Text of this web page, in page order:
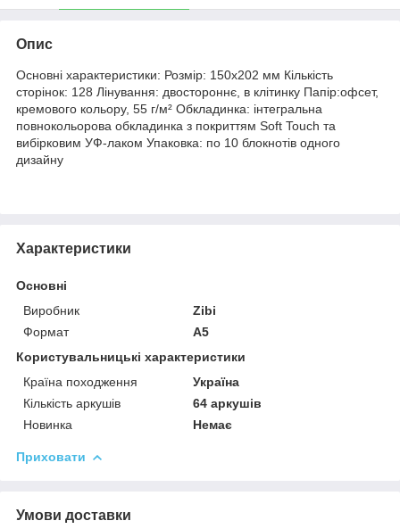
Опис
Основні характеристики: Розмір: 150x202 мм Кількість
сторінок: 128 Лінування: двостороннє, в клітинку Папір:офсет,
кремового кольору, 55 г/м² Обкладинка: інтегральна
повнокольорова обкладинка з покриттям Soft Touch та
вибірковим УФ-лаком Упаковка: по 10 блокнотів одного
дизайну
Характеристики
Основні
Виробник
Zibi
Формат
A5
Користувальницькі характеристики
Країна походження
Україна
Кількість аркушів
64 аркушів
Новинка
Немає
Приховати
Умови доставки